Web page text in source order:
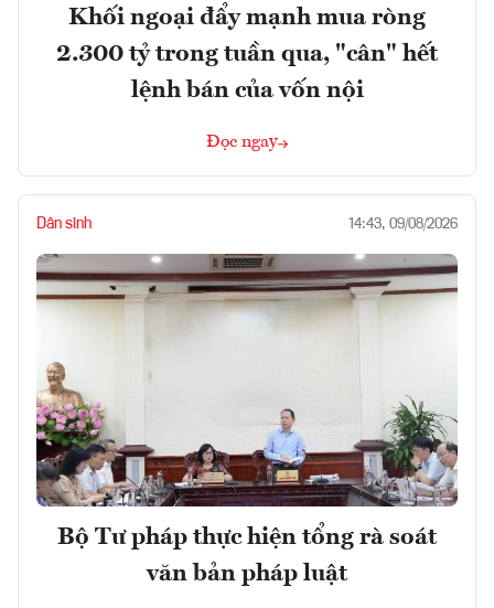
Khối ngoại đẩy mạnh mua ròng
2.300 tỷ trong tuần qua, "cân" hết
lệnh bán của vốn nội
Đọc ngay
Dân sinh 14:43, 09/08/2026
Bộ Tư pháp thực hiện tổng rà soát
văn bản pháp luật